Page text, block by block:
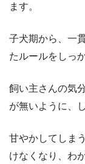
ます。
子犬期から、一
たルールをしっ
飼い主さんの気
が無いように、
甘やかしてしま
けなくなり、わ